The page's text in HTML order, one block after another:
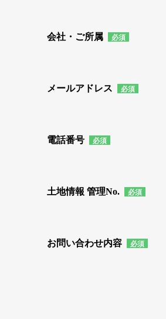
会社・ご所属
メールアドレス
電話番号
土地情報 管理No.
お問い合わせ内容